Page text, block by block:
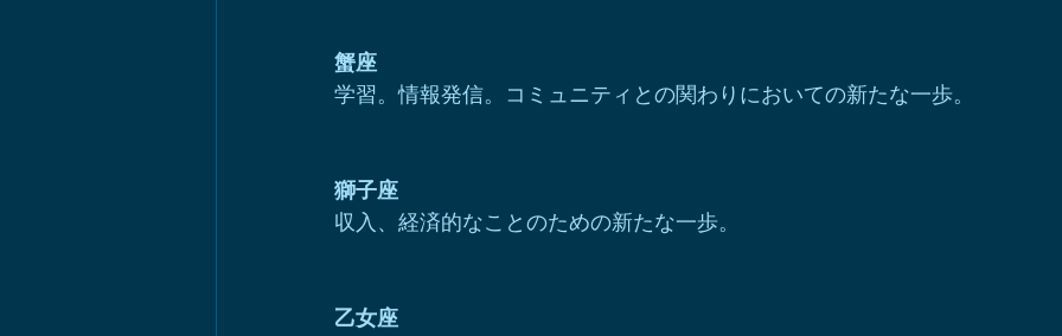
蟹座
学習。情報発信。コミュニティとの関わりにおいての新たな一歩。
獅子座
収入、経済的なことのための新たな一歩。
乙女座